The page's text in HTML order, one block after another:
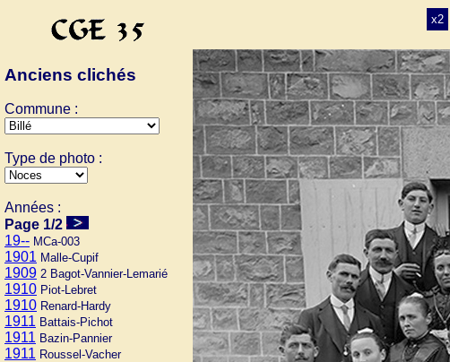
Anciens clichés
Commune :
Type de photo :
Années :
Page 1/2
19-- MCa-003
1901 Malle-Cupif
1909 2 Bagot-Vannier-Lemarié
1910 Piot-Lebret
1910 Renard-Hardy
1911 Battais-Pichot
1911 Bazin-Pannier
1911 Roussel-Vacher
x2